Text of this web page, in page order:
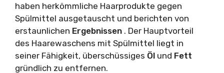
haben herkömmliche Haarprodukte gegen
Spülmittel ausgetauscht und berichten von
erstaunlichen Ergebnissen . Der Hauptvorteil
des Haarewaschens mit Spülmittel liegt in
seiner Fähigkeit, überschüssiges Öl und Fett
gründlich zu entfernen.